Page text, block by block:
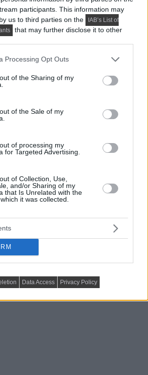
participants. This information may
us to third parties on the
IAB’s List of
that may further disclose it to other
website/app uses one or more Google
or usage behaviour. You may click to
to Google and its third-party tags to
specified purposes in below Google
Processing Opt Outs
of the Sharing of my
of the Sale of my
of processing my
for Targeted Advertising.
of Collection, Use,
and/or Sharing of my
that Is Unrelated with the
it was collected.
Data Access Privacy Policy
egyeztetni. Itt erre nincs
létrehozói a magyar
vásárlói igényt kapcsolták
termékek kedvező vásárlási
A befektetők célja ebben az
de a jövő évtől új áruházakkal
magyar lakberendezési kínálat